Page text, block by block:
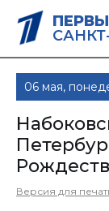
06 мая,
Версия для